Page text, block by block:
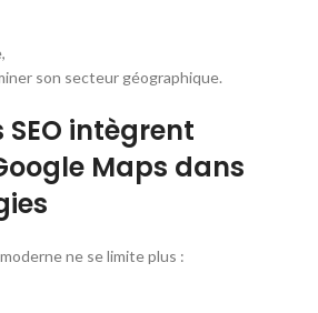
son secteur géographique.
SEO intègrent
Maps dans
ne se limite plus :